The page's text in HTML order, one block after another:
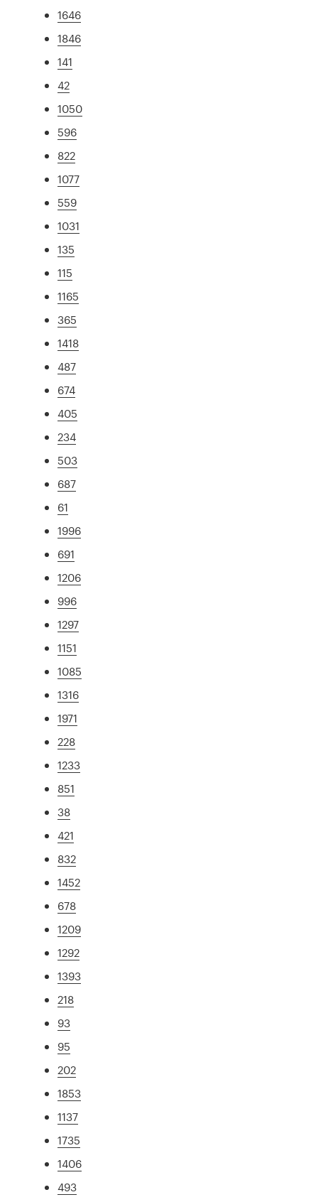
1646
1846
141
42
1050
596
822
1077
559
1031
135
115
1165
365
1418
487
674
405
234
503
687
61
1996
691
1206
996
1297
1151
1085
1316
1971
228
1233
851
38
421
832
1452
678
1209
1292
1393
218
93
95
202
1853
1137
1735
1406
493